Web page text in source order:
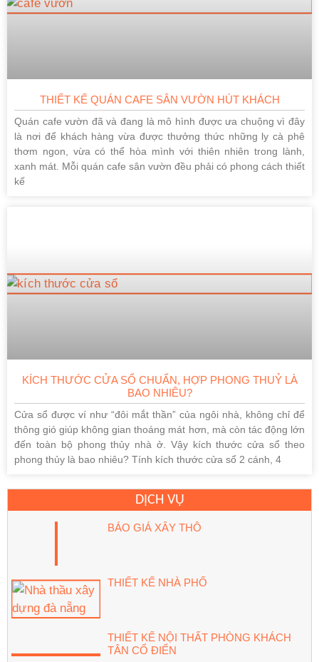
THIẾT KẾ QUÁN CAFE SÂN VƯỜN HÚT KHÁCH
Quán cafe vườn đã và đang là mô hình được ưa chuộng vì đây
là nơi để khách hàng vừa được thưởng thức những ly cà phê
thơm ngon, vừa có thể hòa mình với thiên nhiên trong lành,
xanh mát. Mỗi quán cafe sân vườn đều phải có phong cách thiết
kế
KÍCH THƯỚC CỬA SỔ CHUẨN, HỢP PHONG THUỶ LÀ
BAO NHIÊU?
Cửa sổ được ví như “đôi mắt thần” của ngôi nhà, không chỉ để
thông gió giúp không gian thoáng mát hơn, mà còn tác động lớn
đến toàn bộ phong thủy nhà ở. Vậy kích thước cửa sổ theo
phong thủy là bao nhiêu? Tính kích thước cửa sổ 2 cánh, 4
DỊCH VỤ
BÁO GIÁ XÂY THÔ
THIẾT KẾ NHÀ PHỐ
THIẾT KẾ NỘI THẤT PHÒNG KHÁCH
TÂN CỔ ĐIỂN